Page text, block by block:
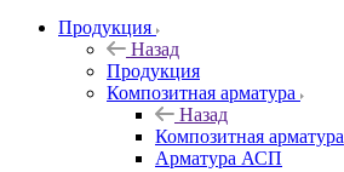
Продукция
Назад
Продукция
Композитная арматура
Назад
Композитная арматура
Арматура АСП